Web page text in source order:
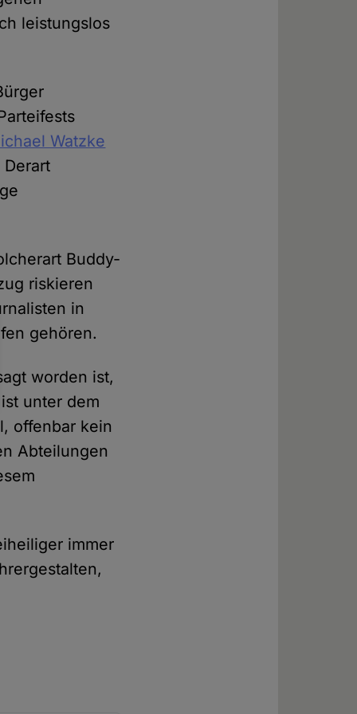
leistungslos
Watzke
Buddy-
riskieren
in
gehören.
worden ist,
unter dem
offenbar kein
Abteilungen
immer